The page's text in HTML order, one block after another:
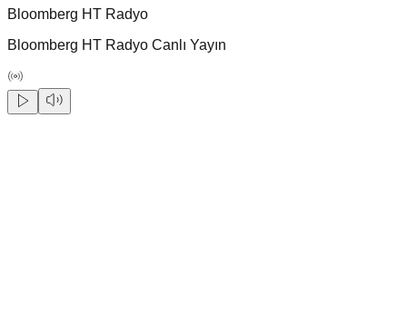
Bloomberg HT Radyo
Bloomberg HT Radyo Canlı Yayın